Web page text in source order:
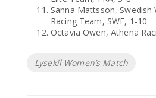
Sanna Mattsson, Swedish
Racing Team, SWE, 1-10
Octavia Owen, Athena
Etiketter
Lysekil Women’s Match